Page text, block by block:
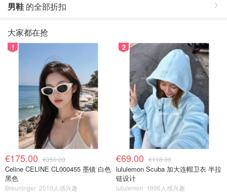
男鞋 的全部折扣
大家都在抢
1
€175.00 €350.00
Celine CELINE CL000455 墨镜 白色
黑色
Breuninger 2010人感兴趣
2
€69.00 €118.00
lululemon Scuba 加大连帽卫衣 半拉
链设计
lululemon 1996人感兴趣